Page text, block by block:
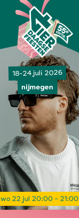
18-24 juli 2026
nijmegen
wo 22 jul 20:00 - 21:00